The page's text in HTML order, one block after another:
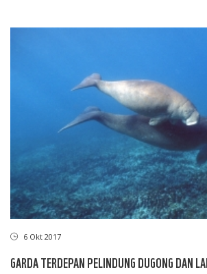
6 Okt 2017
GARDA TERDEPAN PELINDUNG DUGONG DAN